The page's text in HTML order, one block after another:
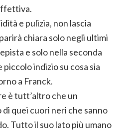
e pulizia, non lascia
chiara solo negli ultimi
e solo nella seconda
indizio su cosa sia
a Franck.
è tutt’altro che un
quei cuori neri che sanno
Tutto il suo lato più umano